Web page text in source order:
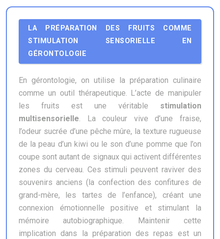
LA PRÉPARATION DES FRUITS COMME
STIMULATION SENSORIELLE EN
GÉRONTOLOGIE
En gérontologie, on utilise la préparation culinaire
comme un outil thérapeutique. L’acte de manipuler
les fruits est une véritable stimulation
multisensorielle. La couleur vive d’une fraise,
l’odeur sucrée d’une pêche mûre, la texture rugueuse
de la peau d’un kiwi ou le son d’une pomme que l’on
coupe sont autant de signaux qui activent différentes
zones du cerveau. Ces stimuli peuvent raviver des
souvenirs anciens (la confection des confitures de
grand-mère, les tartes de l’enfance), créant une
connexion émotionnelle positive et stimulant la
mémoire autobiographique. Maintenir cette
implication dans la préparation des repas est un